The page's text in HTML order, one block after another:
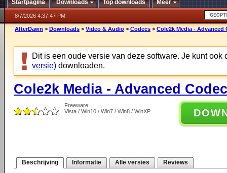
Startpagina Downloads Top downloads Meer
8/7/2026 4:37:47 PM
AfterDawn > Downloads > Video & Audio > Codecs > Cole2k Media - Advanced
Dit is een oude versie van deze software. Je kunt ook
versie) downloaden.
Cole2k Media - Advanced
Freeware
Vista / Win10 / Win7 / Win8 / WinXP
Beschrijving Informatie Alle versies Reviews